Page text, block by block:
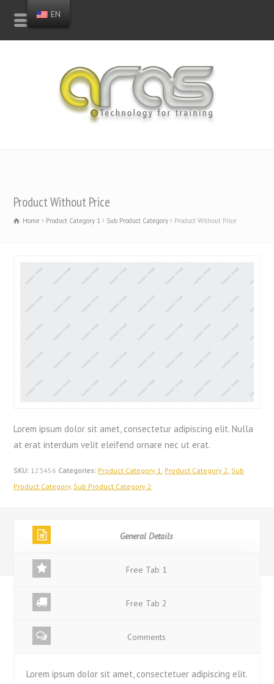
Product Without Price
Home Product Category 1 Sub Product Category Product Without Price
Lorem ipsum dolor sit amet, consectetur adipiscing elit. Nulla
at erat interdum velit eleifend ornare nec ut erat.
SKU: 123456 Categories: Product Category 1 Product Category 2 Sub
Product Category, Sub Product Category 2
General Details
Free Tab 1
Free Tab 2
Comments
Lorem ipsum dolor sit amet, consectetuer adipiscing elit.
EN